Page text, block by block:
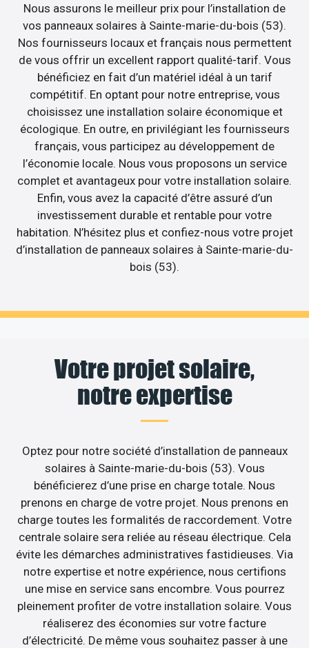
Nous assurons le meilleur prix pour l’installation de
vos panneaux solaires à Sainte-marie-du-bois (53).
Nos fournisseurs locaux et français nous permettent
de vous offrir un excellent rapport qualité-tarif. Vous
bénéficiez en fait d’un matériel idéal à un tarif
compétitif. En optant pour notre entreprise, vous
choisissez une installation solaire économique et
écologique. En outre, en privilégiant les fournisseurs
français, vous participez au développement de
l’économie locale. Nous vous proposons un service
complet et avantageux pour votre installation solaire.
Enfin, vous avez la capacité d’être assuré d’un
investissement durable et rentable pour votre
habitation. N’hésitez plus et confiez-nous votre projet
d’installation de panneaux solaires à Sainte-marie-du-
bois (53).
Votre projet solaire,
notre expertise
Optez pour notre société d’installation de panneaux
solaires à Sainte-marie-du-bois (53). Vous
bénéficierez d’une prise en charge totale. Nous
prenons en charge de votre projet. Nous prenons en
charge toutes les formalités de raccordement. Votre
centrale solaire sera reliée au réseau électrique. Cela
évite les démarches administratives fastidieuses. Via
notre expertise et notre expérience, nous certifions
une mise en service sans encombre. Vous pourrez
pleinement profiter de votre installation solaire. Vous
réaliserez des économies sur votre facture
d’électricité. De même vous souhaitez passer à une